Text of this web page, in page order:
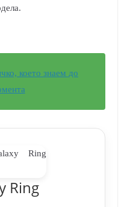
което знаем до
Ring